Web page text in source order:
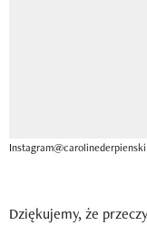
Instagram@carolinederpienski
Dziękujemy, że